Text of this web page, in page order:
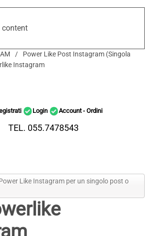
content
Power Like Post Instagram (Singola
Instagram
Login Account - Ordini
TEL. 055.7478543
Like Instagram per un singolo post o